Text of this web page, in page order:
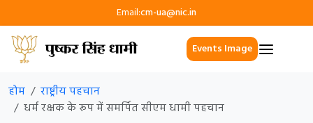
Email:cm-ua@nic.in
Events Image
होम
राष्ट्रीय पहचान
धर्म रक्षक के रूप में समर्पित सीएम धामी पहचान